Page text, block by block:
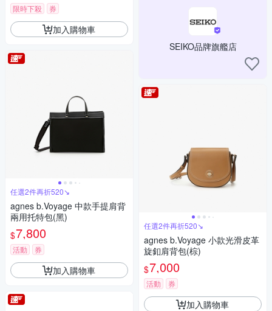
限時下殺 券
加入購物車
任選2件再折520↘
agnes b.Voyage 中款手提肩背
兩用托特包(黑)
$7,800
活動 券
加入購物車
SEIKO品牌旗艦店
任選2件再折520↘
agnes b.Voyage 小款光滑皮革
旋釦肩背包(棕)
$7,000
活動 券
加入購物車